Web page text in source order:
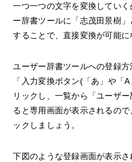
一つ一つの文字を変換してい
ー辞書ツールに「志茂田景樹
することで、直接変換が可能に
ユーザー辞書ツールへの登録
「入力変換ボタン(「あ」や「
リックし、一覧から「ユーザ
ると専用画面が表示されるの
ックしましょう。
下図のような登録画面が表示